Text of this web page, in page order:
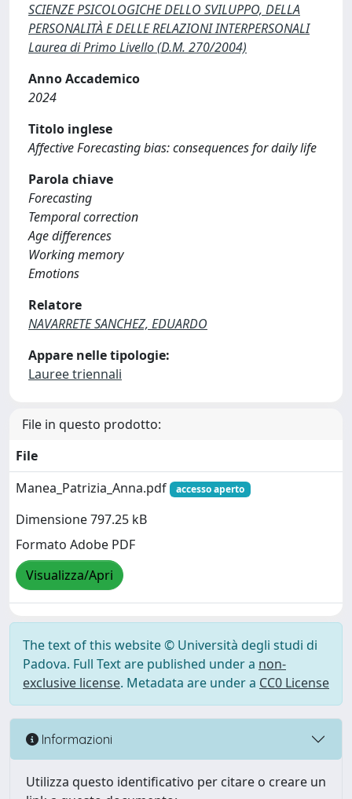
SCIENZE PSICOLOGICHE DELLO SVILUPPO, DELLA
PERSONALITÀ E DELLE RELAZIONI INTERPERSONALI
Laurea di Primo Livello (D.M. 270/2004)
Anno Accademico
2024
Titolo inglese
Affective Forecasting bias: consequences for daily life
Parola chiave
Forecasting
Temporal correction
Age differences
Working memory
Emotions
Relatore
NAVARRETE SANCHEZ, EDUARDO
Appare nelle tipologie:
Lauree triennali
File in questo prodotto:
File
Manea_Patrizia_Anna.pdf
accesso aperto
Dimensione 797.25 kB
Formato Adobe PDF
Visualizza/Apri
The text of this website © Università degli studi di
Padova. Full Text are published under a non-
exclusive license. Metadata are under a CC0 License
Informazioni
Utilizza questo identificativo per citare o creare un